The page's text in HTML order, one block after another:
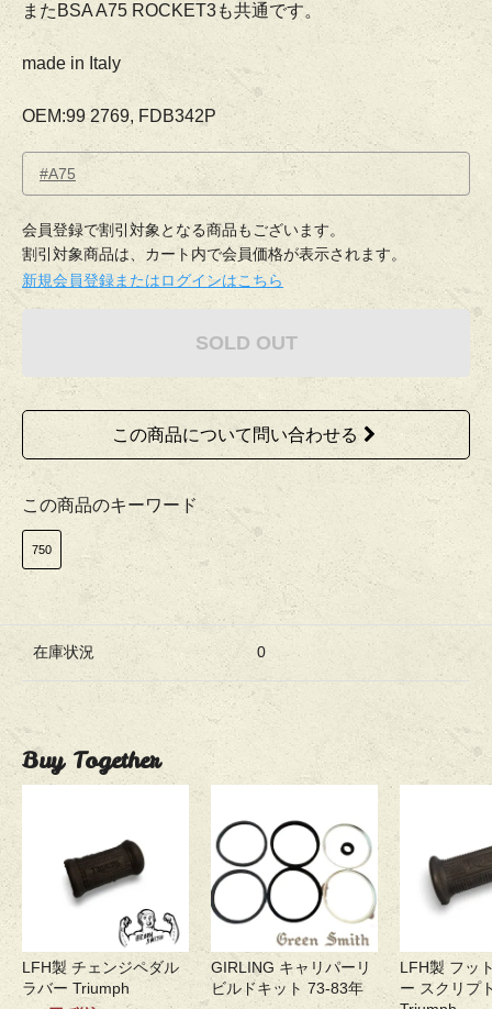
またBSA A75 ROCKET3も共通です。
made in Italy
OEM:99 2769, FDB342P
#A75
会員登録で割引対象となる商品もございます。
割引対象商品は、カート内で会員価格が表示されます。
新規会員登録またはログインはこちら
SOLD OUT
この商品について問い合わせる
この商品のキーワード
750
在庫状況 0
Buy Together
LFH製 チェンジペダル
ラバー Triumph
GIRLING キャリパーリ
ビルドキット 73-83年
LFH製 フッ
ー スクリプ